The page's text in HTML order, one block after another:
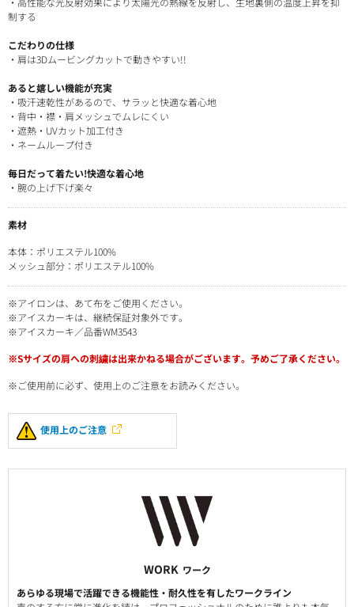
制する
こだわりの仕様
・肩は3Dムービングカットで動きやすい!!
あると嬉しい機能が充実
・吸汗速乾性があるので、サラッと快適な着心地
・背中・襟・肩メッシュでムレにくい
・遮熱・UVカット加工付き
・ネームループ付き
毎日だって着たい!快適な着心地
・腕の上げ下げ楽々
素材
本体：ポリエステル100%
メッシュ部分：ポリエステル100%
※アイロンは、あて布をご使用ください。
※アイスカーキは、継続保証対象外です。
※アイスカーキ／品番WM3543
※Sサイズの肩への刺繍は出来かねる場合がございます。予めご了承ください。
※ご使用前に必ず、使用上のご注意をお読みください。
使用上のご注意
WORK ワーク
あらゆる現場で活躍できる機能性・耐久性を有したワークライン